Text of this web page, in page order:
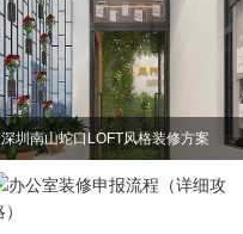
深圳南山蛇口LOFT风格装修方案